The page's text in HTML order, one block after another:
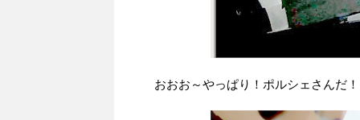
おおお～やっぱり！ポルシェさんだ